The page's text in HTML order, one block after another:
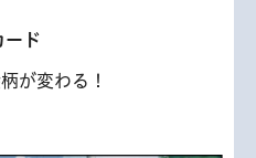
ード
が変わる！